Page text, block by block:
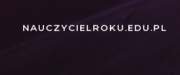
content
NAUCZYCIELROKU.EDU.PL